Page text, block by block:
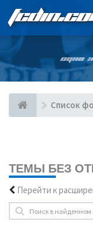
ОДНА
Список
ТЕМЫ БЕЗ
Перейти к